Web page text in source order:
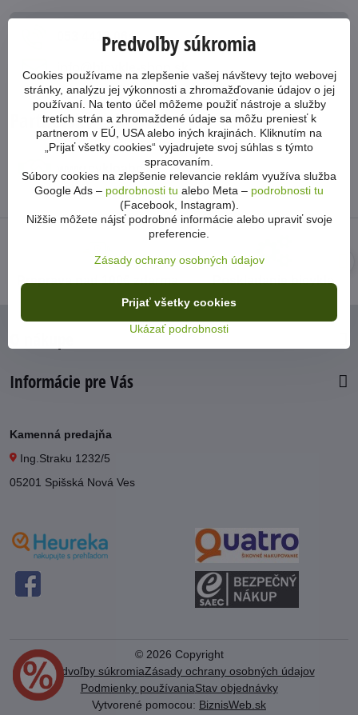
053 4413 064
Partnerský eshop
www​.cykloabc​.sk
Preprava nad 100€ zdarma Poskladanie bicykla
Informácie pre Vás
Kamenná predajňa
Ing.Straku 1232/5
05201 Spišská Nová Ves
© 2026 Copyright
Predvoľby súkromiaZásady ochrany osobných údajov
Podmienky používaniaStav objednávky
Vytvorené pomocou: BiznisWeb.sk
Predvoľby súkromia
Cookies používame na zlepšenie vašej návštevy tejto webovej
stránky, analýzu jej výkonnosti a zhromažďovanie údajov o jej
používaní. Na tento účel môžeme použiť nástroje a služby
tretích strán a zhromaždené údaje sa môžu preniesť k
partnerom v EÚ, USA alebo iných krajinách. Kliknutím na
„Prijať všetky cookies“ vyjadrujete svoj súhlas s týmto
spracovaním.
Súbory cookies na zlepšenie relevancie reklám využíva služba
Google Ads – podrobnosti tu alebo Meta – podrobnosti tu
(Facebook, Instagram).
Nižšie môžete nájsť podrobné informácie alebo upraviť svoje
preferencie.
Zásady ochrany osobných údajov
Ukázať podrobnosti
Prijať všetky cookies